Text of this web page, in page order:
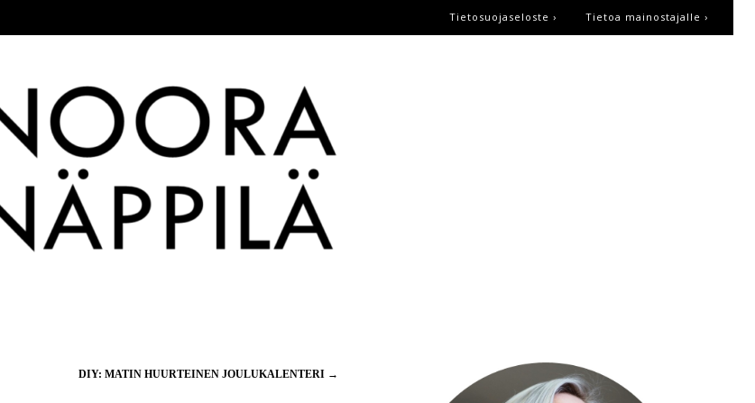
Tietoa mainostajalle ›
Tietosuojaseloste ›
DIY: MATIN HUURTEINEN JOULUKALENTERI →